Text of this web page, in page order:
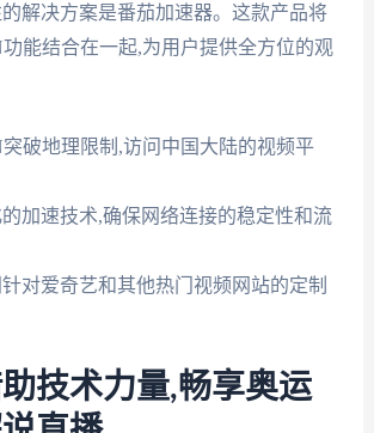
解决方案是番茄加速器。这款产品将
能结合在一起,为用户提供全方位的观
破地理限制,访问中国大陆的视频平
加速技术,确保网络连接的稳定性和流
对爱奇艺和其他热门视频网站的定制
技术力量,畅享奥运